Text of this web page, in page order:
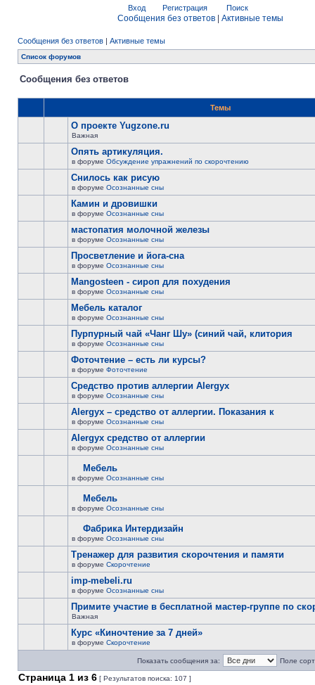
Вход Регистрация Поиск
Сообщения без ответов Активные темы
Сообщения без ответов | Активные темы
Список форумов
Сообщения без ответов
Темы
О проекте Yugzone.ru
Важная
Опять артикуляция.
в форуме Обсуждение упражнений по скорочтению
Снилось как рисую
в форуме Осознанные сны
Камин и дровишки
в форуме Осознанные сны
мастопатия молочной железы
в форуме Осознанные сны
Просветление и йога-сна
в форуме Осознанные сны
Mangosteen - сироп для похудения
в форуме Осознанные сны
Мебель каталог
в форуме Осознанные сны
Пурпурный чай «Чанг Шу» (синий чай, клитория
в форуме Осознанные сны
Фоточтение – есть ли курсы?
в форуме Фоточтение
Cредство против аллергии Alergyx
в форуме Осознанные сны
Alergyx – средство от аллергии. Показания к
в форуме Осознанные сны
Alergyx средство от аллергии
в форуме Осознанные сны
Мебель
в форуме Осознанные сны
Мебель
в форуме Осознанные сны
Фабрика Интердизайн
в форуме Осознанные сны
Тренажер для развития скорочтения и памяти
в форуме Скорочтение
imp-mebeli.ru
в форуме Осознанные сны
Примите участие в бесплатной мастер-группе по
Важная
Курс «Киночтение за 7 дней»
в форуме Скорочтение
Показать сообщения за: Поле
Страница 1 из 6 [ Результатов поиска: 107 ]